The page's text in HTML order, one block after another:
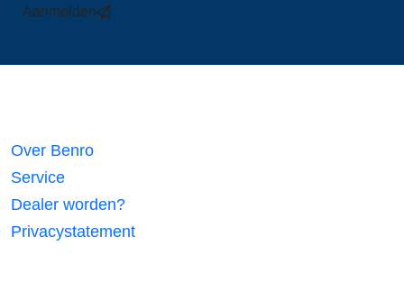
Aanmelden
Over Benro
Service
Dealer worden?
Privacystatement